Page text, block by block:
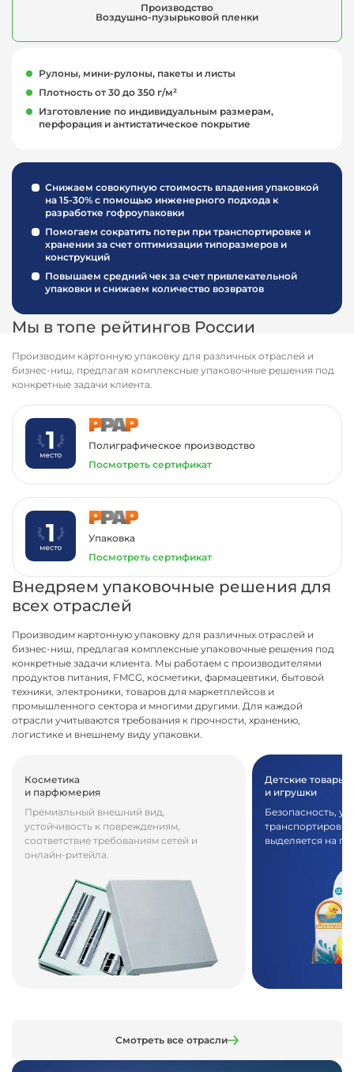
Производство
Воздушно-пузырьковой пленки
Рулоны, мини-рулоны, пакеты и листы
Плотность от 30 до 350 г/м²
Изготовление по индивидуальным размерам,
перфорация и антистатическое покрытие
Снижаем совокупную стоимость владения упаковкой
на 15-30% с помощью инженерного подхода к
разработке гофроупаковки
Помогаем сократить потери при транспортировке и
хранении за счет оптимизации типоразмеров и
конструкций
Повышаем средний чек за счет привлекательной
упаковки и снижаем количество возвратов
Мы в топе рейтингов России
Производим картонную упаковку для различных отраслей и
бизнес-ниш, предлагая комплексные упаковочные решения под
конкретные задачи клиента.
Полиграфическое производство
Посмотреть сертификат
Упаковка
Посмотреть сертификат
Внедряем упаковочные решения для
всех отраслей
Производим картонную упаковку для различных отраслей и
бизнес-ниш, предлагая комплексные упаковочные решения под
конкретные задачи клиента. Мы работаем с производителями
продуктов питания, FMCG, косметики, фармацевтики, бытовой
техники, электроники, товаров для маркетплейсов и
промышленного сектора и многими другими. Для каждой
отрасли учитываются требования к прочности, хранению,
логистике и внешнему виду упаковки.
Косметика
и парфюмерия
Премиальный внешний вид,
устойчивость к повреждениям,
соответствие требованиям сетей и
онлайн-ритейла.
Детские товары
и игрушки
Безопасность,
выделяется на
Смотреть все отрасли